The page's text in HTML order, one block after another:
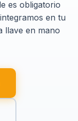
es obligatorio
en tu
llave en mano